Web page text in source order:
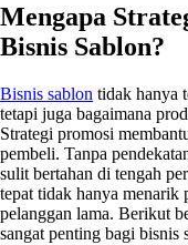
Mengapa
Bisnis Sablon?
Bisnis sablon tidak hanya
tetapi juga bagaimana
Strategi promosi
pembeli. Tanpa
sulit bertahan di tengah
tepat tidak hanya menarik
pelanggan lama. Berikut
sangat penting bagi bisnis